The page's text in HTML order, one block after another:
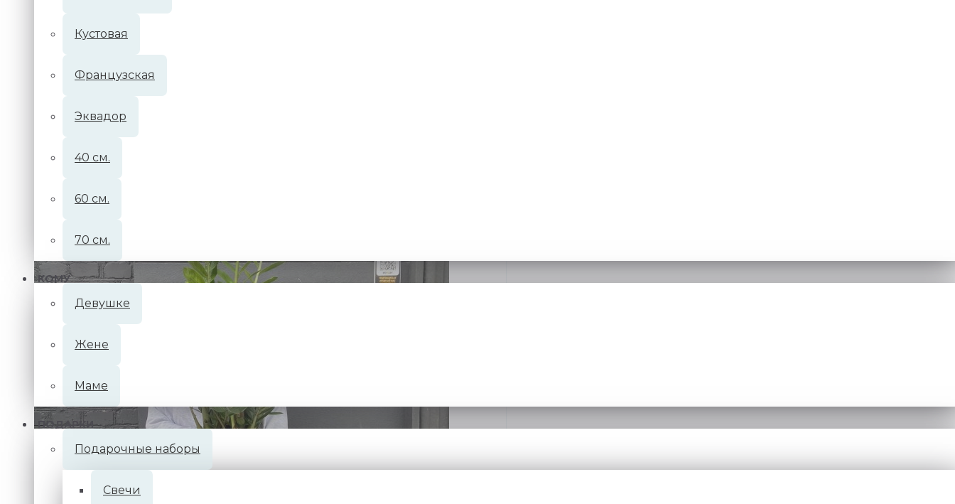
Кустовая
Французская
Эквадор
40 см.
60 см.
70 см.
КОМУ
Девушке
Жене
Маме
ПОДАРКИ
Подарочные наборы
Cвечи